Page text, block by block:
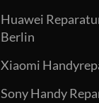
Huawei
Berlin
Xiaomi
Sony Handy